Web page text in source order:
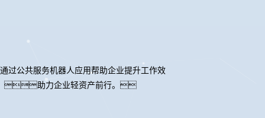
公共服务机器人应用帮助企业提升工作效
助力企业轻资产前行。